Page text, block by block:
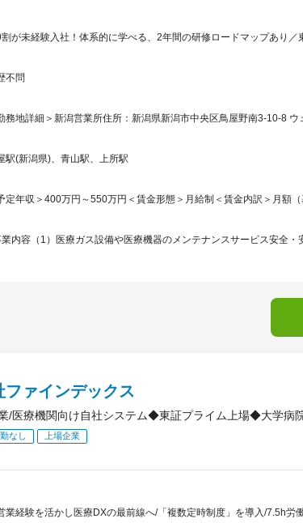
割が未経験入社！体系的に学べる、2年間の研修ロードマップあり
不問
務地詳細＞新潟営業所住所：新潟県新潟市中央区鳥屋野南3-10-8
駅(新潟県)、青山駅、上所駅
定年収＞400万円～550万円＜賃金形態＞月給制＜賃金内訳＞月額
内容（1）医療ガス設備や医療機器のメンテナンスサービス安全
ファインデックス
業/医療機関向け自社システム◆東証プライム上場◆大学
なし 上場企業
経験を活かし医療DXの最前線へ/「複数定時制度」を導入/7.5h